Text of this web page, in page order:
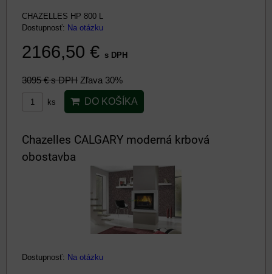
CHAZELLES HP 800 L
Dostupnosť: Na otázku
2166,50 € s DPH
3095 €s DPH Zľava 30%
ks DO KOŠÍKA
Chazelles CALGARY moderná krbová
obostavba
Dostupnosť: Na otázku